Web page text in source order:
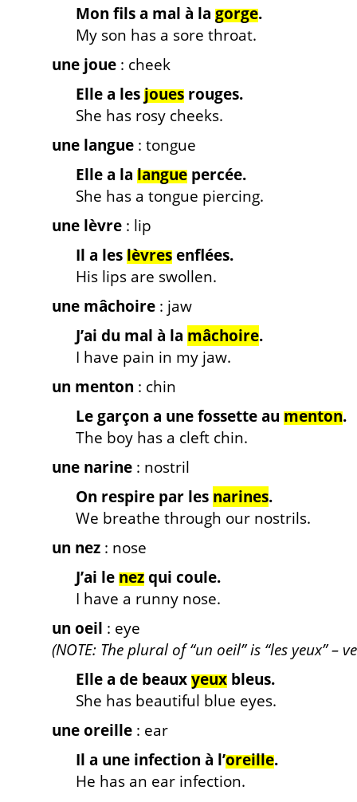
Mon fils a mal à la gorge.
My son has a sore throat.
une joue : cheek
Elle a lesjoues rouges.
She has rosy cheeks.
une langue : tongue
Elle a la langue percée.
She has a tongue piercing.
une lèvre : lip
Il a leslèvresenflées.
His lips are swollen.
une mâchoire : jaw
J’ai du mal à la mâchoire.
I have pain in my jaw.
un menton : chin
Le garçon a une fossette au menton.
The boy has a cleft chin.
une narine : nostril
On respire par les narines.
We breathe through our nostrils.
un nez : nose
J’ai lenezqui coule.
I have a runny nose.
un oeil : eye
(NOTE: The plural of “un oeil” is “les yeux” –
Elle a de beauxyeux bleus.
She has beautiful blue eyes.
une oreille : ear
Il a une infection à l’oreille.
He has an ear infection.